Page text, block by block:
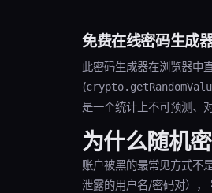
免费在线密码生成
此密码生成器在浏览器中
(
是一个统计上不可预测、
为什么随机
账户被黑的最常见方式不
泄露的用户名/密码对），